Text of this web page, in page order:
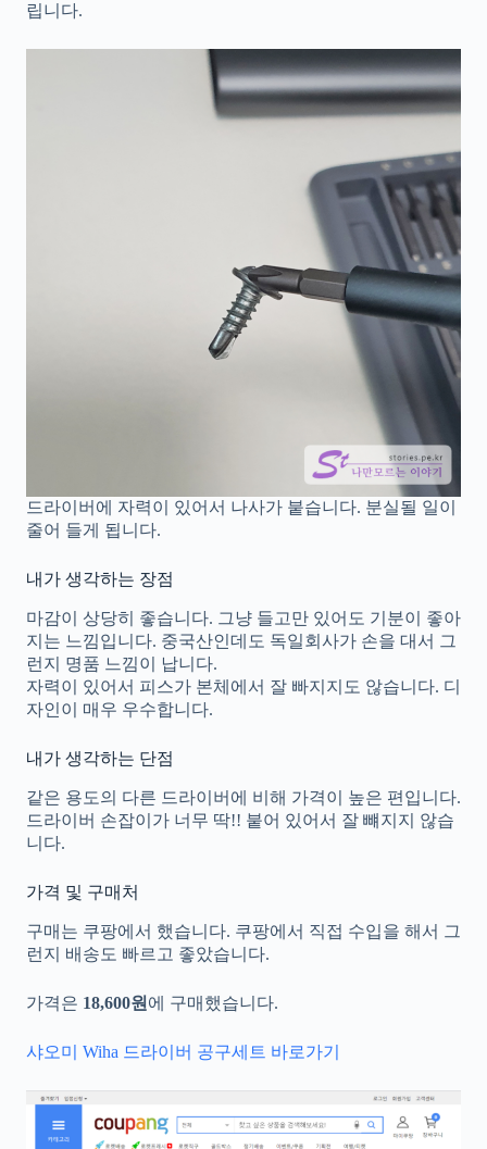
립니다.
드라이버에 자력이 있어서 나사가 붙습니다. 분실될 일이
줄어 들게 됩니다.
내가 생각하는 장점
마감이 상당히 좋습니다. 그냥 들고만 있어도 기분이 좋아
지는 느낌입니다. 중국산인데도 독일회사가 손을 대서 그
런지 명품 느낌이 납니다.
자력이 있어서 피스가 본체에서 잘 빠지지도 않습니다. 디
자인이 매우 우수합니다.
내가 생각하는 단점
같은 용도의 다른 드라이버에 비해 가격이 높은 편입니다.
드라이버 손잡이가 너무 딱!! 붙어 있어서 잘 뺴지지 않습
니다.
가격 및 구매처
구매는 쿠팡에서 했습니다. 쿠팡에서 직접 수입을 해서 그
런지 배송도 빠르고 좋았습니다.
가격은 18,600원 에 구매했습니다.
샤오미 Wiha 드라이버 공구세트 바로가기